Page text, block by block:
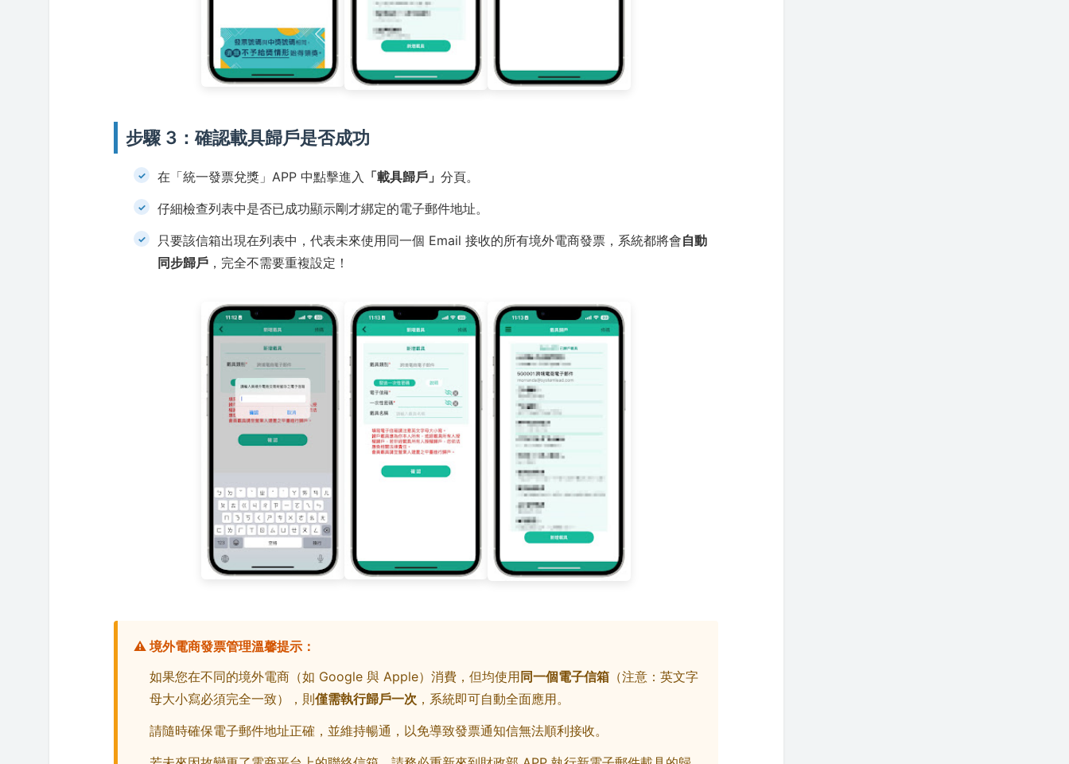
步驟 3：確認載具歸戶是否成功
在「統一發票兌獎」APP 中點擊進入 「載具歸戶」分頁。
仔細檢查列表中是否已成功顯示剛才綁定的電子郵件地址。
只要該信箱出現在列表中，代表未來使用同一個 Email 接收的所有境外電商發票，系統都將會自動
同步歸戶 ，完全不需要重複設定！
⚠️ 境外電商發票管理溫馨提示：
如果您在不同的境外電商（如 Google 與 Apple）消費，但均使用 同一個電子信箱 （注意：英文字
母大小寫必須完全一致），則僅需執行歸戶一次 ，系統即可自動全面應用。
請隨時確保電子郵件地址正確，並維持暢通，以免導致發票通知信無法順利接收。